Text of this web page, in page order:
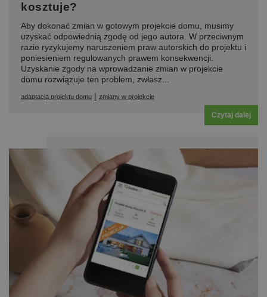
kosztuje?
Aby dokonać zmian w gotowym projekcie domu, musimy
uzyskać odpowiednią zgodę od jego autora. W przeciwnym
razie ryzykujemy naruszeniem praw autorskich do projektu i
poniesieniem regulowanych prawem konsekwencji.
Uzyskanie zgody na wprowadzanie zmian w projekcie
domu rozwiązuje ten problem, zwłasz...
adaptacja projektu domu | zmiany w projekcie
Czytaj dalej